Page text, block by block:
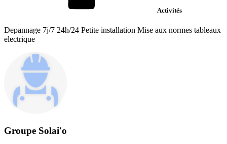
Activités
Depannage 7j/7 24h/24 Petite installation Mise aux normes tableaux
electrique
Groupe Solai'o